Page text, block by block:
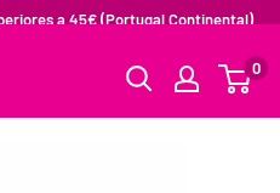
a 45€ (Portugal Continental)
0